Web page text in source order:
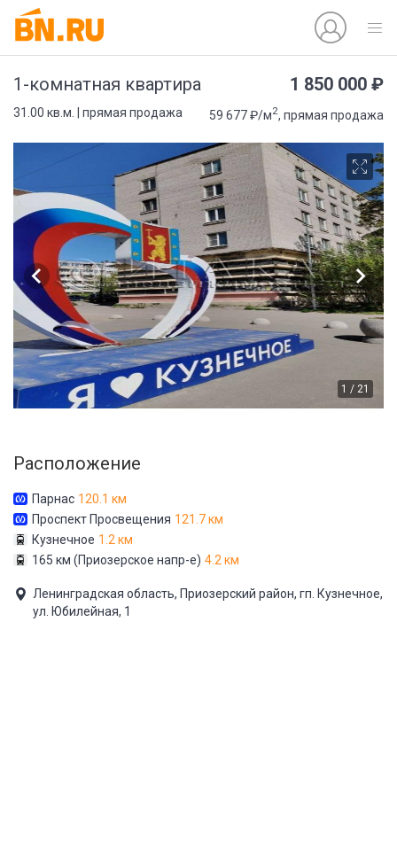
1-комнатная квартира 1 850 000 ₽
31.00 кв.м. | прямая продажа 59 677 ₽/м2, прямая продажа
1 / 21
Расположение
Парнас 120.1 км
Проспект Просвещения 121.7 км
Кузнечное 1.2 км
165 км (Приозерское напр-е) 4.2 км
Ленинградская область, Приозерский район, гп. Кузнечное,
ул. Юбилейная, 1